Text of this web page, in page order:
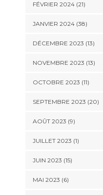
FÉVRIER 2024 (21)
JANVIER 2024 (38)
DÉCEMBRE 2023 (13)
NOVEMBRE 2023 (13)
OCTOBRE 2023 (11)
SEPTEMBRE 2023 (20)
AOÛT 2023 (9)
JUILLET 2023 (1)
JUIN 2023 (15)
MAI 2023 (6)